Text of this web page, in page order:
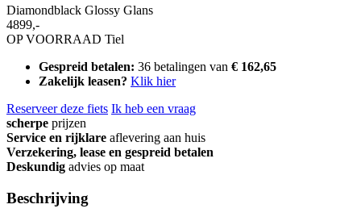
Diamondblack Glossy Glans
4899,-
OP VOORRAAD Tiel
Gespreid betalen: 36 betalingen van € 162,65
Zakelijk leasen? Klik hier
Reserveer deze fiets Ik heb een vraag
scherpe prijzen
Service en rijklare aflevering aan huis
Verzekering, lease en gespreid betalen
Deskundig advies op maat
Beschrijving